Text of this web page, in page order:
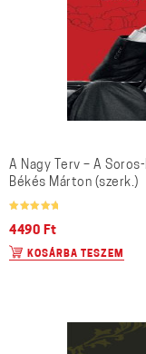
A Nagy Terv – A
Békés Márton (szerk.)
5.00/ 5
4490 Ft
KOSÁRBA TESZEM